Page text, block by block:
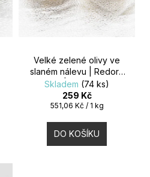
Velké zelené olivy ve
slaném nálevu | Redoro
| 470g
Skladem (74 ks)
259 Kč
Měrná
551,06 Kč / 1 kg
DO KOŠÍKU